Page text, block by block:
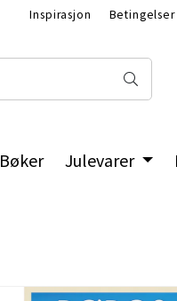
Inspirasjon Betingelser
Bøker Julevarer